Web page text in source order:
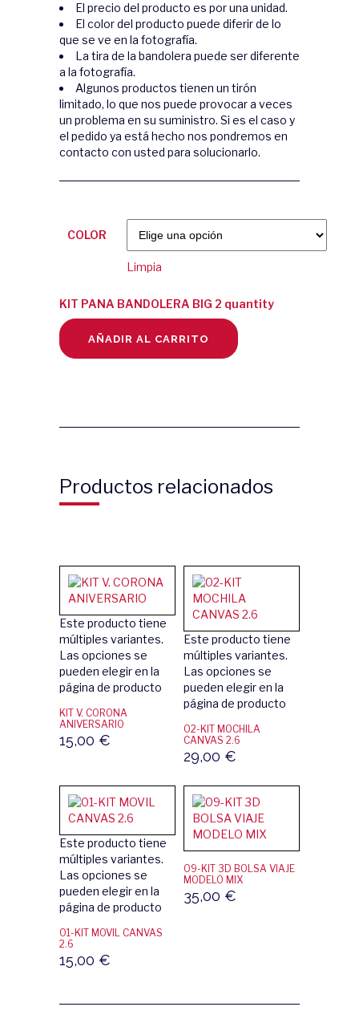
El precio del producto es por una unidad.
El color del producto puede diferir de lo
que se ve en la fotografía.
La tira de la bandolera puede ser diferente
a la fotografía.
Algunos productos tienen un tirón
limitado, lo que nos puede provocar a veces
un problema en su suministro. Si es el caso y
el pedido ya está hecho nos pondremos en
contacto con usted para solucionarlo.
COLOR
Limpia
KIT PANA BANDOLERA BIG 2 quantity
AÑADIR AL CARRITO
Productos relacionados
Este producto tiene
múltiples variantes.
Las opciones se
pueden elegir en la
página de producto
KIT V. CORONA
ANIVERSARIO
15,00 €
Este producto tiene
múltiples variantes.
Las opciones se
pueden elegir en la
página de producto
02-KIT MOCHILA
CANVAS 2.6
29,00 €
Este producto tiene
múltiples variantes.
Las opciones se
pueden elegir en la
página de producto
01-KIT MOVIL CANVAS
2.6
15,00 €
09-KIT 3D BOLSA VIAJE
MODELO MIX
35,00 €